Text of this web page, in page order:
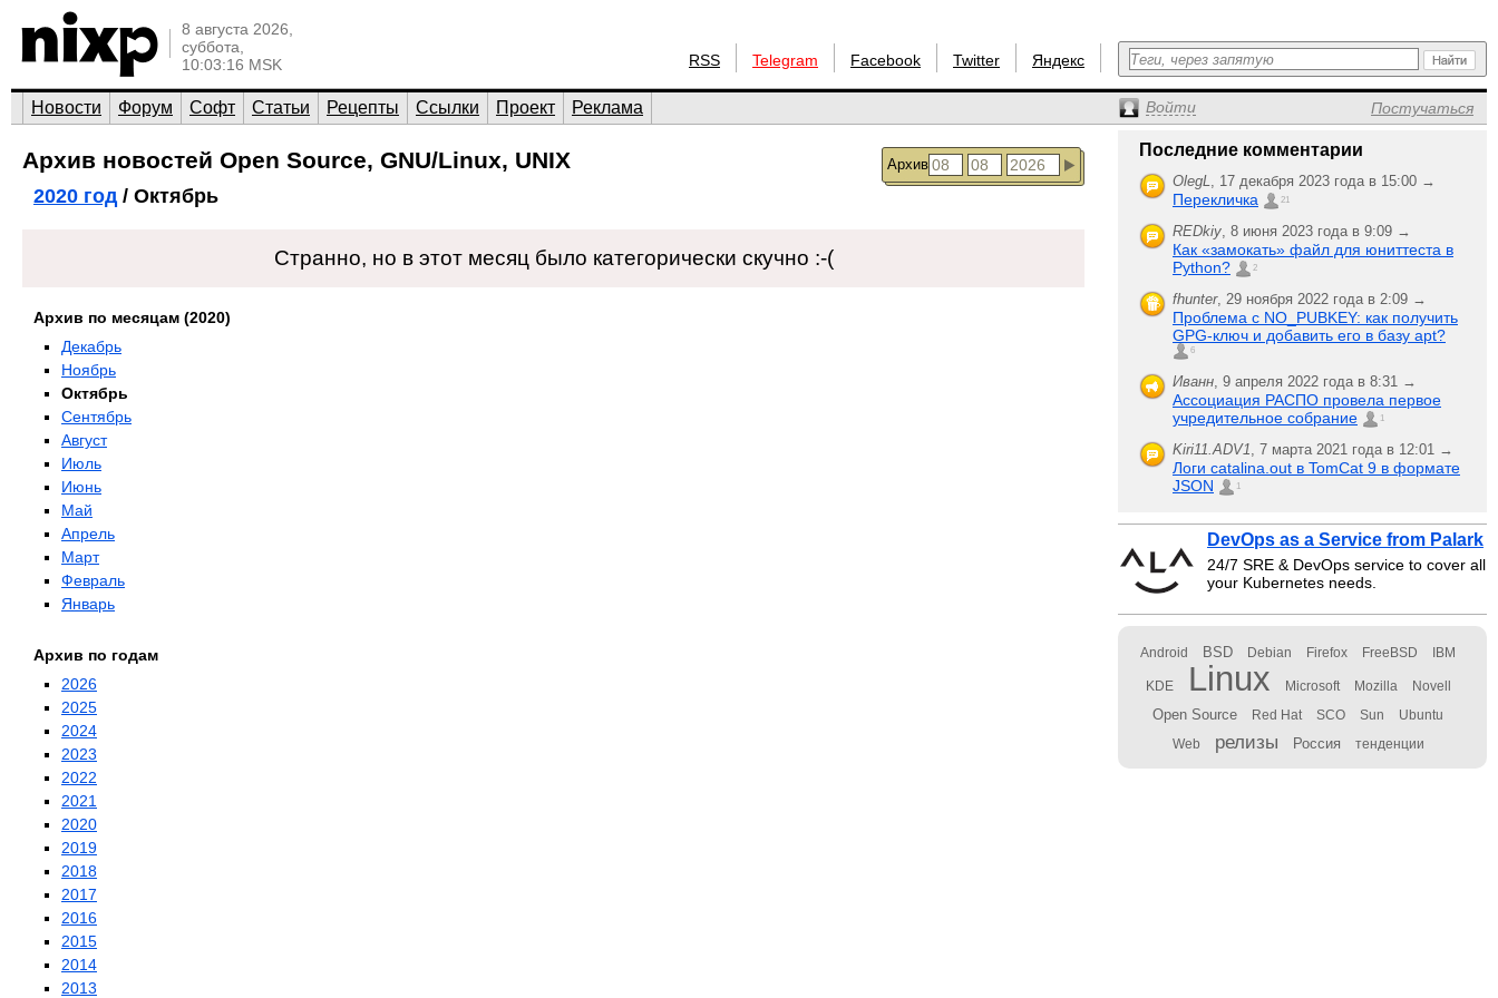
8 августа 2026,
суббота,
10:03:16 MSK
RSS Telegram Facebook Twitter Яндекс
Новости Форум Софт Статьи Рецепты Ссылки Проект Реклама Войти Постучаться
Архив
Архив новостей Open Source, GNU/Linux, UNIX
2020 год/ Октябрь
Странно, но в этот месяц было категорически скучно :-(
Архив по месяцам (2020)
Декабрь
Ноябрь
Октябрь
Сентябрь
Август
Июль
Июнь
Май
Апрель
Март
Февраль
Январь
Архив по годам
2026
2025
2024
2023
2022
2021
2020
2019
2018
2017
2016
2015
2014
2013
Последние комментарии
OlegL, 17 декабря 2023 года в 15:00 →
Перекличка 21
REDkiy, 8 июня 2023 года в 9:09 →
Как «замокать» файл для юниттеста в
Python?
2
fhunter, 29 ноября 2022 года в 2:09 →
Проблема с NO_PUBKEY: как получить
GPG-ключ и добавить его в базу apt?
6
Иванн, 9 апреля 2022 года в 8:31 →
Ассоциация РАСПО провела первое
учредительное собрание
1
Kiri11.ADV1, 7 марта 2021 года в 12:01 →
Логи catalina.out в TomCat 9 в формате
JSON
1
DevOps as a Service from Palark
24/7 SRE & DevOps service to cover all
your Kubernetes needs.
Android BSD Debian Firefox FreeBSD IBM
KDE Linux Microsoft Mozilla Novell
Open Source Red Hat SCO Sun Ubuntu
Web релизы Россия тенденции